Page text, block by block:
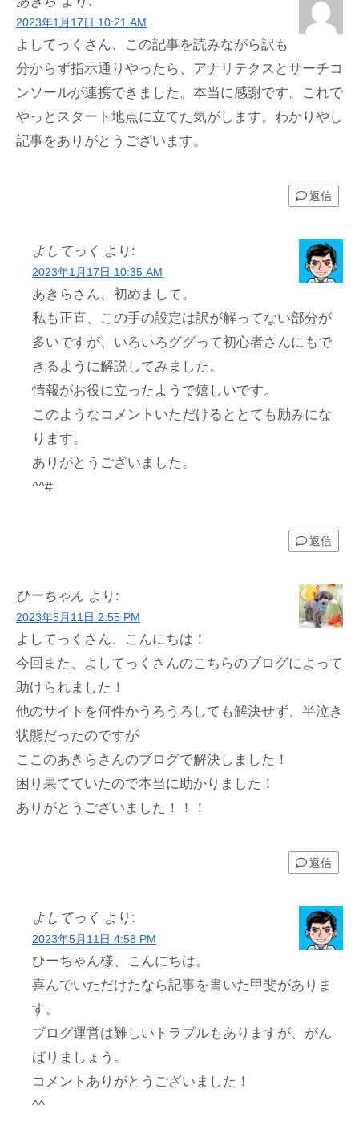
2023年1月17日 10:21 AM
よしてっくさん、この記事を読みながら訳も
分からず指示通りやったら、アナリテクスとサーチコ
ンソールが連携できました。本当に感謝です。これで
やっとスタート地点に立てた気がします。わかりやし
記事をありがとうございます。
返信
よしてっく より:
2023年1月17日 10:35 AM
あきらさん、初めまして。
私も正直、この手の設定は訳が解ってない部分が
多いですが、いろいろググって初心者さんにもで
きるように解説してみました。
情報がお役に立ったようで嬉しいです。
このようなコメントいただけるととても励みにな
ります。
ありがとうございました。
^^#
返信
ひーちゃん より:
2023年5月11日 2:55 PM
よしてっくさん、こんにちは！
今回また、よしてっくさんのこちらのブログによって
助けられました！
他のサイトを何件かうろうろしても解決せず、半泣き
状態だったのですが
ここのあきらさんのブログで解決しました！
困り果てていたので本当に助かりました！
ありがとうございました！！！
返信
よしてっく より:
2023年5月11日 4:58 PM
ひーちゃん様、こんにちは。
喜んでいただけたなら記事を書いた甲斐がありま
す。
ブログ運営は難しいトラブルもありますが、がん
ばりましょう。
コメントありがとうございました！
^^